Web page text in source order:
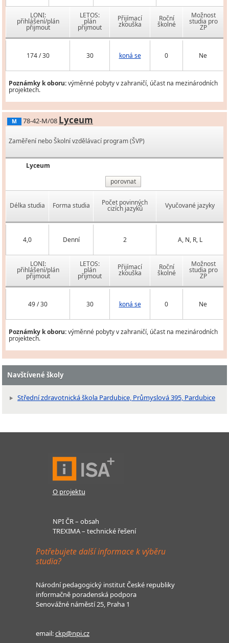
LONI:
přihlášení/plán
přijmout
LETOS:
plán
přijmout
Přijímací
zkouška
Roční
školné
Možnost
studia pro
ZP
174 / 30 30 koná se 0 Ne
Poznámky k oboru:výměnné pobyty v zahraničí, účast na mezinárodních
projektech.
M 78-42-M/08 Lyceum
Zaměření nebo Školní vzdělávací program (ŠVP)
Lyceum
porovnat
Délka studia Forma studia Počet povinných
cizích jazyků Vyučované jazyky
4,0 Denní 2 A, N, R, L
LONI:
přihlášení/plán
přijmout
LETOS:
plán
přijmout
Přijímací
zkouška
Roční
školné
Možnost
studia pro
ZP
49 / 30 30 koná se 0 Ne
Poznámky k oboru:výměnné pobyty v zahraničí, účast na mezinárodních
projektech.
Navštívené školy
Střední zdravotnická škola Pardubice, Průmyslová 395, Pardubice
O projektu
NPI ČR – obsah
TREXIMA – technické řešení
Potřebujete další informace k výběru
studia?
Národní pedagogický institut České republiky
informačně poradenská podpora
Senovážné náměstí 25, Praha 1
email:ckp@npi.cz